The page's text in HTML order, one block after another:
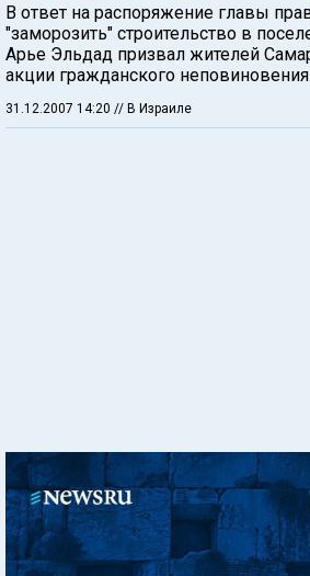
В ответ на распоряжение главы
"заморозить" строительство в
Арье Эльдад призвал жителей
акции гражданского неповиновения.
31.12.2007 14:20 // В Израиле